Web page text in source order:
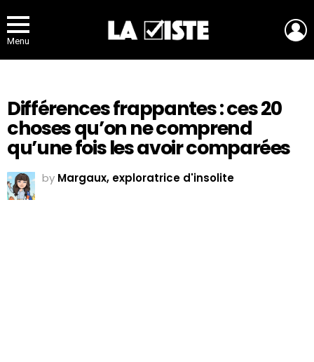
Menu
Différences frappantes : ces 20
choses qu’on ne comprend
qu’une fois les avoir comparées
by Margaux, exploratrice d'insolite